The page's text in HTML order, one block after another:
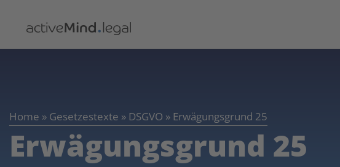
Home » Gesetzestexte » DSGVO » Erwägungsgrund 25
Erwägungsgrund 25